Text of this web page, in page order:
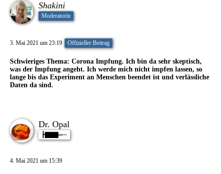
Shakini
Moderatorin
3. Mai 2021 um 23:19 Offizieller Beitrag
Schwieriges Thema: Corona Impfung. Ich bin da sehr skeptisch,
was der Impfung angeht. Ich werde mich nicht impfen lassen, so
lange bis das Experiment an Menschen beendet ist und verlässliche
Daten da sind.
Dr. Opal
┣▇▇▇═─
4. Mai 2021 um 15:39